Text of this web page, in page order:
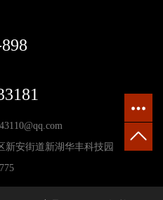
新安街道新湖华丰科技园
775